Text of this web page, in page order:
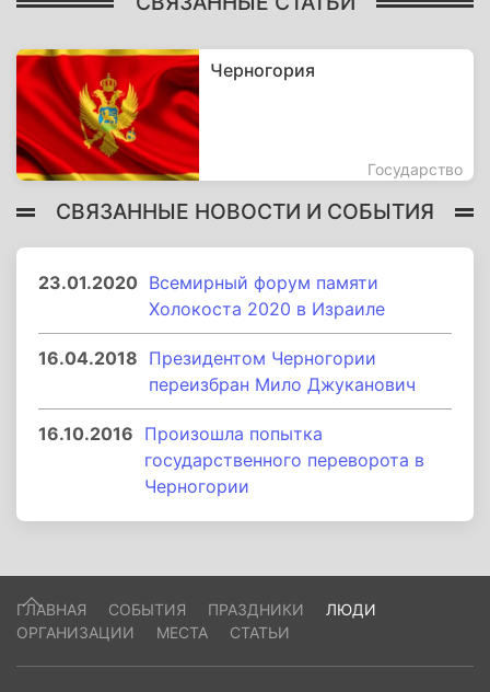
Черногория
Государство
СВЯЗАННЫЕ НОВОСТИ И СОБЫТИЯ
23.01.2020 Всемирный форум памяти
Холокоста 2020 в Израиле
16.04.2018 Президентом Черногории
переизбран Мило Джуканович
16.10.2016 Произошла попытка
государственного переворота в
Черногории
ГЛАВНАЯ СОБЫТИЯ ПРАЗДНИКИ
ЛЮДИ
ОРГАНИЗАЦИИ
МЕСТА СТАТЬИ